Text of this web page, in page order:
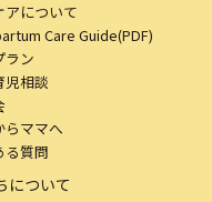
アについて
Care Guide(PDF)
ラン
児相談
らママへ
る質問
について